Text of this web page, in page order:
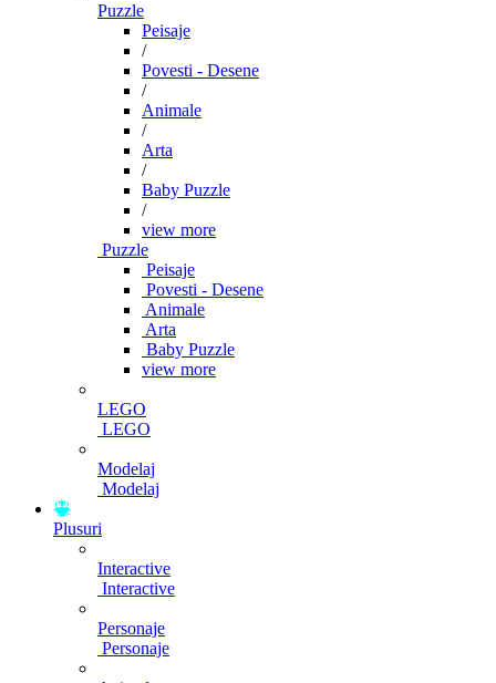
Puzzle
Peisaje
/
Povesti - Desene
/
Animale
/
Arta
/
Baby Puzzle
/
view more
Puzzle
Peisaje
Povesti - Desene
Animale
Arta
Baby Puzzle
view more
LEGO
LEGO
Modelaj
Modelaj
Plusuri
Interactive
Interactive
Personaje
Personaje